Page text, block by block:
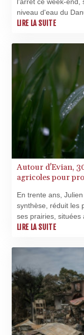
niveau d'eau du
samedi le Premier
LIRE LA SUITE
Autour d'Evian,
agricoles pour
En trente ans,
synthèse, réduit les
ses prairies, situées
L'exigence des
LIRE LA SUITE